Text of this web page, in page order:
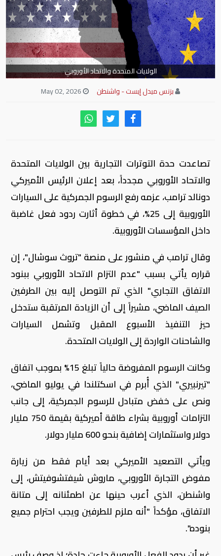
الولايات المتحدة والاتحاد الأوروبي
بزنس ميدل إيست - واشنطن
تصاعدت حدة التوترات التجارية بين الولايات المتحدة
والاتحاد الأوروبي مجدداً، بعد إعلان الرئيس الأميركي
دونالد ترامب، عزمه رفع الرسوم الجمركية على السيارات
الأوروبية إلى 25%، في خطوة أثارت ردود فعل غاضبة
داخل المؤسسات الأوروبية.
وقال ترامب في منشور على منصة "تروث سوشال"، إن
قراره يأتي بسبب "عدم التزام الاتحاد الأوروبي ببنود
الاتفاق التجاري" الذي تم التوصل إليه بين الطرفين
الصيف الماضي، مشيراً إلى أن الزيادة المرتقبة ستدخل
حيز التنفيذ الأسبوع المقبل وتشمل السيارات
والشاحنات الواردة إلى الولايات المتحدة.
وكانت الرسوم المفروضة حالياً تبلغ 15% بموجب اتفاق
"تيرنبيري" الذي أُبرم في اسكتلندا في يوليو الماضي،
ونص على خفض متبادل للرسوم الجمركية، إلى جانب
التزامات أوروبية بشراء طاقة أميركية بقيمة 750 مليار
دولار واستثمارات إضافية بنحو 600 مليار دولار.
ويأتي التصعيد الأميركي بعد أيام فقط من زيارة
مفوض التجارة الأوروبي، ماروش شيفتشوفيتش، إلى
واشنطن، الذي أعرب حينها عن اطمئنانه إلى متانة
الاتفاق، مؤكداً "أنه ملزم للطرفين ويجب احترام جميع
بنوده".